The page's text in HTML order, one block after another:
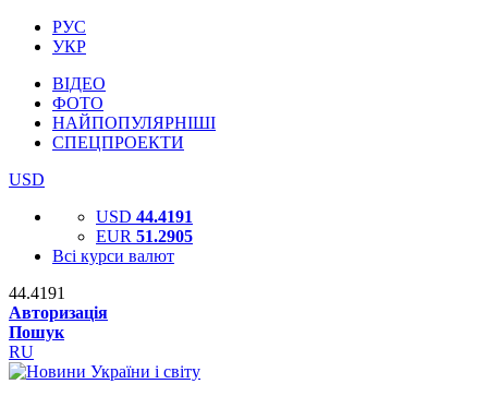
РУС
УКР
ВІДЕО
ФОТО
НАЙПОПУЛЯРНІШІ
СПЕЦПРОЕКТИ
USD
USD 44.4191
EUR 51.2905
Всі курси валют
44.4191
Авторизація
Пошук
RU